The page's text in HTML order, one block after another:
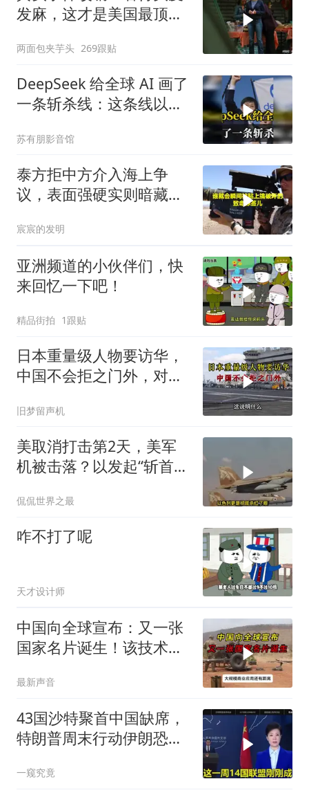
发麻，这才是美国最顶级
两面包夹芋头 269跟贴
DeepSeek 给全球 AI 画了
一条斩杀线：这条线以下
苏有朋影音馆
泰方拒中方介入海上争
议，表面强硬实则暗藏玄
宸宸的发明
亚洲频道的小伙伴们，快
来回忆一下吧！
精品街拍 1跟贴
日本重量级人物要访华，
中国不会拒之门外，对日
旧梦留声机
美取消打击第2天，美军
机被击落？以发起“斩首行
侃侃世界之最
咋不打了呢
天才设计师
中国向全球宣布：又一张
国家名片诞生！该技术全
最新声音
43国沙特聚首中国缺席，
特朗普周末行动伊朗恐遭
一窥究竟